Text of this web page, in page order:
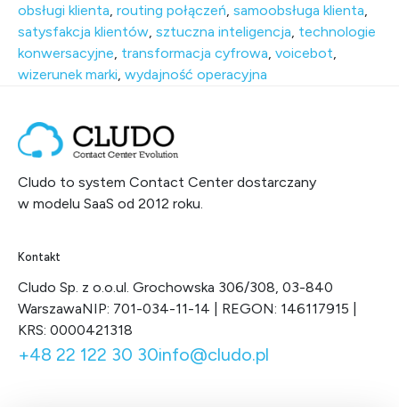
obsługi klienta, routing połączeń, samoobsługa klienta,
satysfakcja klientów, sztuczna inteligencja, technologie
konwersacyjne, transformacja cyfrowa, voicebot,
wizerunek marki, wydajność operacyjna
Cludo to system Contact Center dostarczany
w modelu SaaS od 2012 roku.
Kontakt
Cludo Sp. z o.o.ul. Grochowska 306/308, 03-840
WarszawaNIP: 701-034-11-14 | REGON: 146117915 |
KRS: 0000421318
+48 22 122 30 30info@cludo.pl